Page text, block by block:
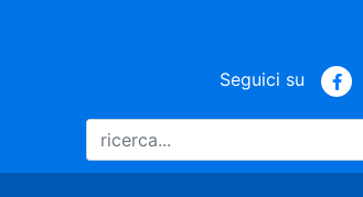
Seguici su